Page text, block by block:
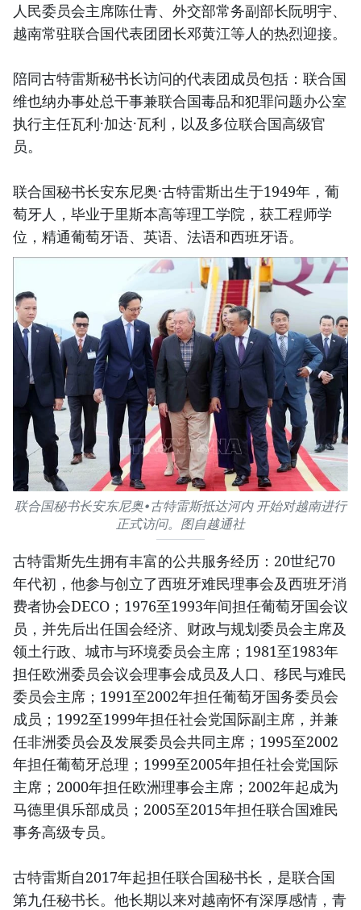
人民委员会主席陈仕青、外交部常务副部长阮明宇、
越南常驻联合国代表团团长邓黄江等人的热烈迎接。
陪同古特雷斯秘书长访问的代表团成员包括：联合国
维也纳办事处总干事兼联合国毒品和犯罪问题办公室
执行主任瓦利·加达·瓦利，以及多位联合国高级官
员。
联合国秘书长安东尼奥·古特雷斯出生于1949年，葡
萄牙人，毕业于里斯本高等理工学院，获工程师学
位，精通葡萄牙语、英语、法语和西班牙语。
联合国秘书长安东尼奥•古特雷斯抵达河内 开始对越南进行
正式访问。图自越通社
古特雷斯先生拥有丰富的公共服务经历：20世纪70
年代初，他参与创立了西班牙难民理事会及西班牙消
费者协会DECO；1976至1993年间担任葡萄牙国会议
员，并先后出任国会经济、财政与规划委员会主席及
领土行政、城市与环境委员会主席；1981至1983年
担任欧洲委员会议会理事会成员及人口、移民与难民
委员会主席；1991至2002年担任葡萄牙国务委员会
成员；1992至1999年担任社会党国际副主席，并兼
任非洲委员会及发展委员会共同主席；1995至2002
年担任葡萄牙总理；1999至2005年担任社会党国际
主席；2000年担任欧洲理事会主席；2002年起成为
马德里俱乐部成员；2005至2015年担任联合国难民
事务高级专员。
古特雷斯自2017年起担任联合国秘书长，是联合国
第九任秘书长。他长期以来对越南怀有深厚感情，青